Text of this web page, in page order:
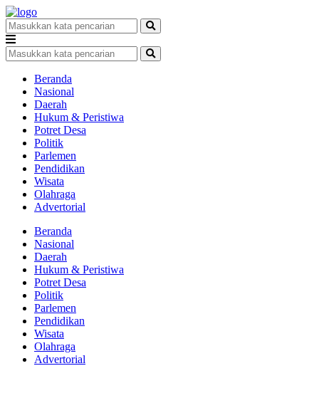
Beranda
Nasional
Daerah
Hukum & Peristiwa
Potret Desa
Politik
Parlemen
Pendidikan
Wisata
Olahraga
Advertorial
Beranda
Nasional
Daerah
Hukum & Peristiwa
Potret Desa
Politik
Parlemen
Pendidikan
Wisata
Olahraga
Advertorial